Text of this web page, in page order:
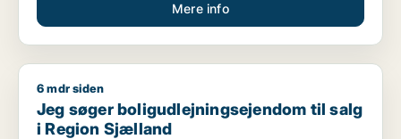
Mere info
Jeg søger boligudlejningsejendom til salg i Region Sjælland
6 mdr siden
Jeg søger boligudlejningsejendom til salg
i Region Sjælland